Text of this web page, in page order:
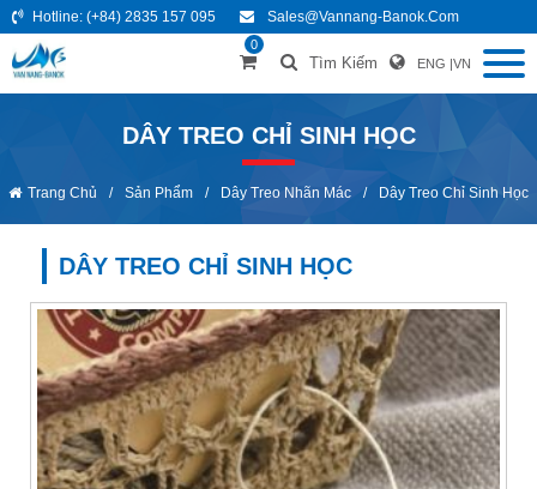
Hotline: (+84) 2835 157 095 Sales@vannang-Banok.com
0
Tìm Kiếm ENG |VN
DÂY TREO CHỈ SINH HỌC
Trang Chủ / Sản Phẩm / Dây Treo Nhãn Mác / Dây Treo Chỉ Sinh Học
DÂY TREO CHỈ SINH HỌC